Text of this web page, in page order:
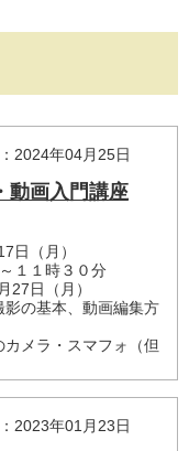
2024年04月25日
動画入門講座
日（月）
１１時３０分
27日（月）
の基本、動画編集方
メラ・スマフォ（但
2023年01月23日